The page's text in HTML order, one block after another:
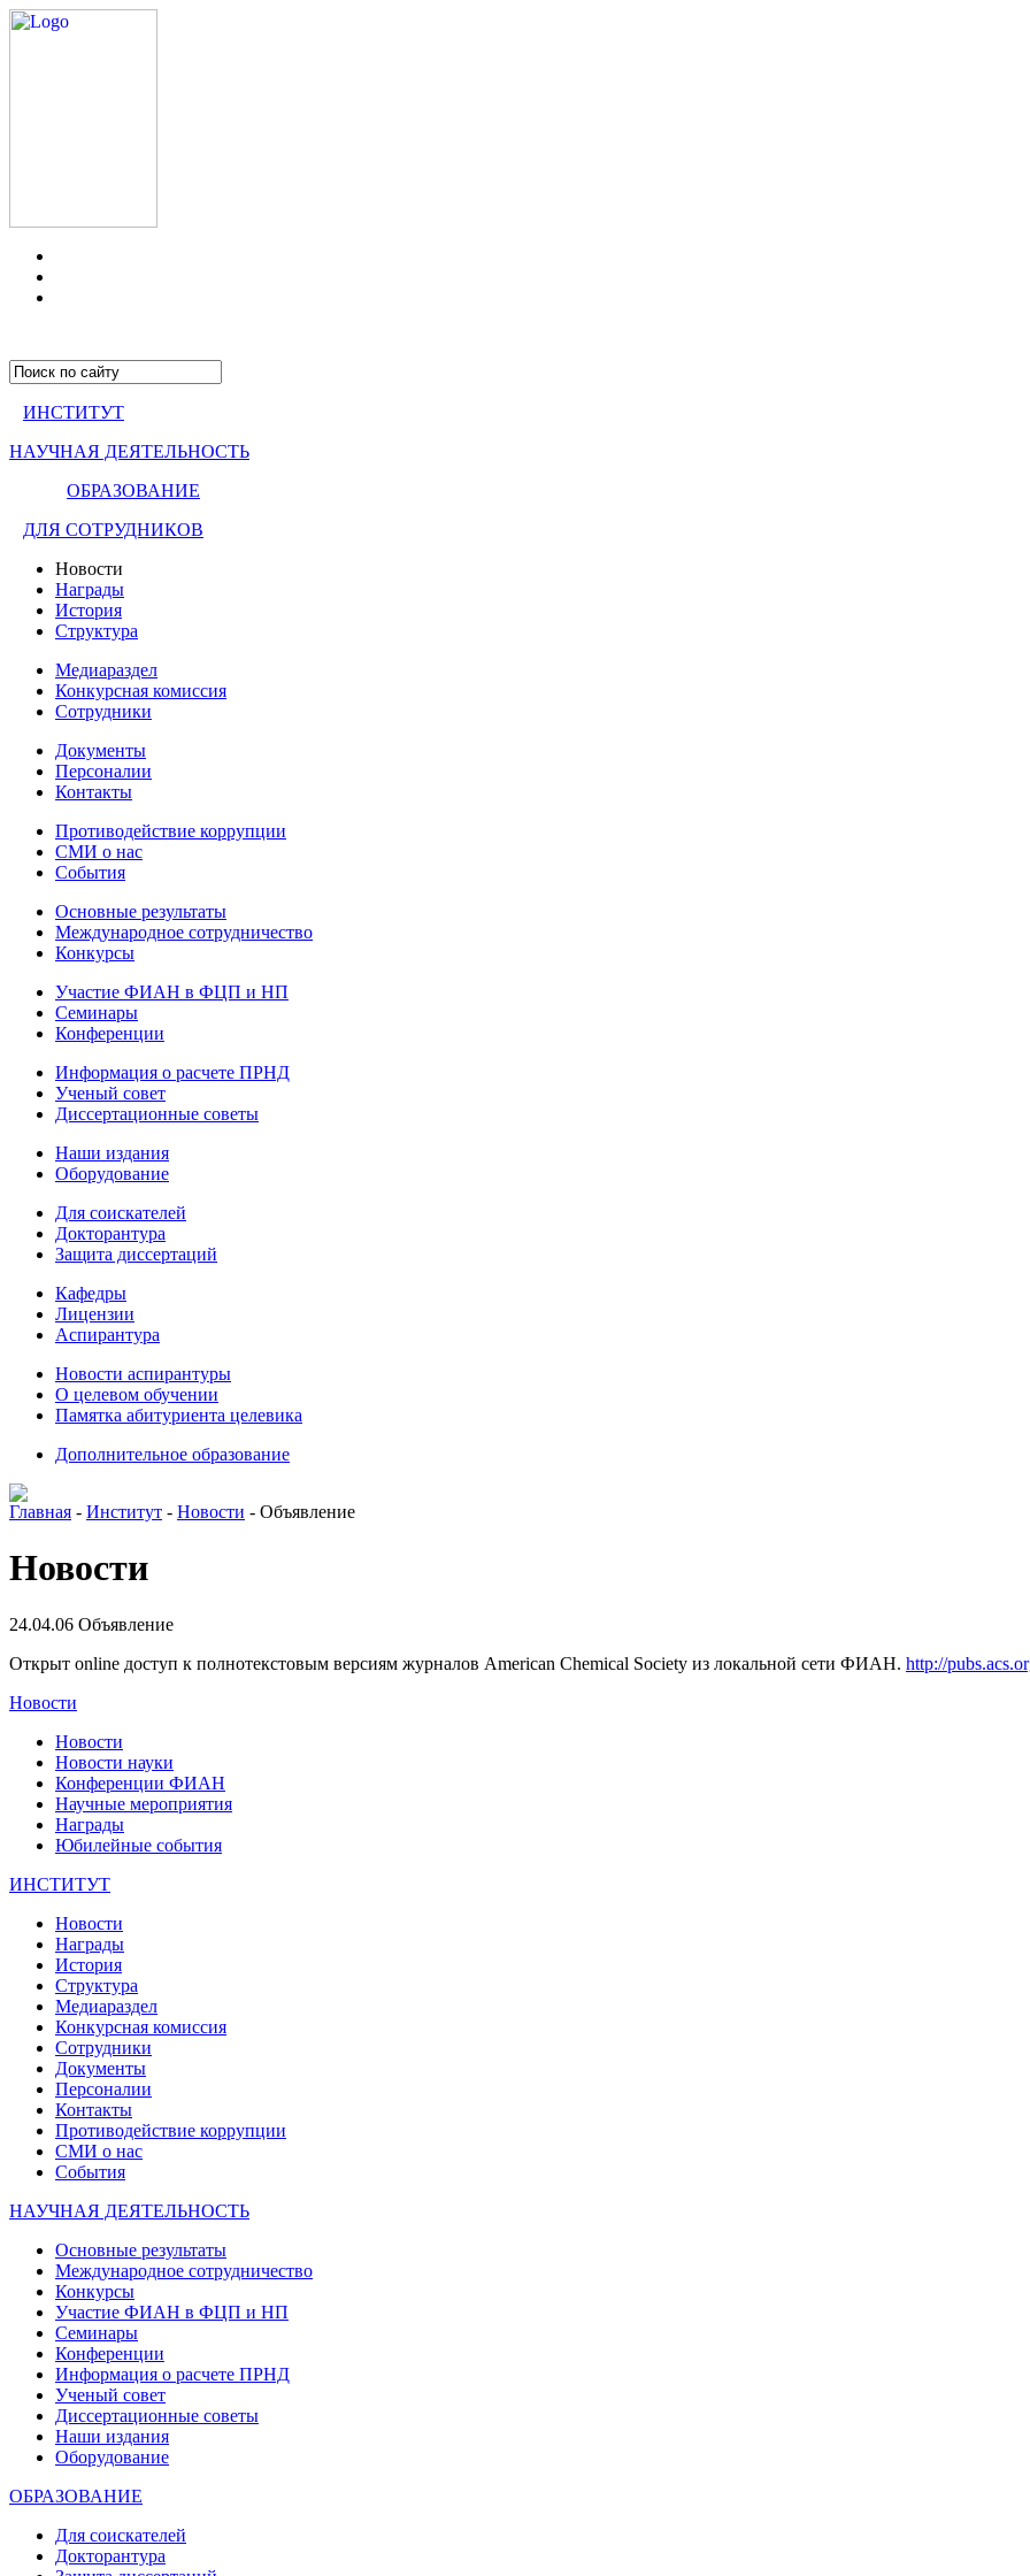
ИНСТИТУТ
НАУЧНАЯ ДЕЯТЕЛЬНОСТЬ
ОБРАЗОВАНИЕ
ДЛЯ СОТРУДНИКОВ
Новости
Награды
История
Структура
Медиараздел
Конкурсная комиссия
Сотрудники
Документы
Персоналии
Контакты
Противодействие коррупции
СМИ о нас
События
Основные результаты
Международное сотрудничество
Конкурсы
Участие ФИАН в ФЦП и НП
Семинары
Конференции
Информация о расчете ПРНД
Ученый совет
Диссертационные советы
Наши издания
Оборудование
Для соискателей
Докторантура
Защита диссертаций
Кафедры
Лицензии
Аспирантура
Новости аспирантуры
О целевом обучении
Памятка абитуриента целевика
Дополнительное образование
Главная - Институт - Новости - Объявление
Новости
24.04.06 Объявление
Открыт online доступ к полнотекстовым версиям журналов American Chemical Society из локальной сети ФИАН. http://
Новости
Новости
Новости науки
Конференции ФИАН
Научные мероприятия
Награды
Юбилейные события
ИНСТИТУТ
Новости
Награды
История
Структура
Медиараздел
Конкурсная комиссия
Сотрудники
Документы
Персоналии
Контакты
Противодействие коррупции
СМИ о нас
События
НАУЧНАЯ ДЕЯТЕЛЬНОСТЬ
Основные результаты
Международное сотрудничество
Конкурсы
Участие ФИАН в ФЦП и НП
Семинары
Конференции
Информация о расчете ПРНД
Ученый совет
Диссертационные советы
Наши издания
Оборудование
ОБРАЗОВАНИЕ
Для соискателей
Докторантура